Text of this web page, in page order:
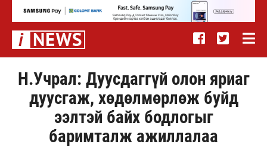
Н.Учрал: Дуусдаггүй олон яриаг
дуусгаж, хөдөлмөрлөж буйд
ээлтэй байх бодлогыг
баримталж ажиллалаа